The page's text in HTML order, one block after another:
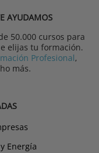
AYUDAMOS
50.000 cursos para
elijas tu formación.
Profesional,
más.
Energía